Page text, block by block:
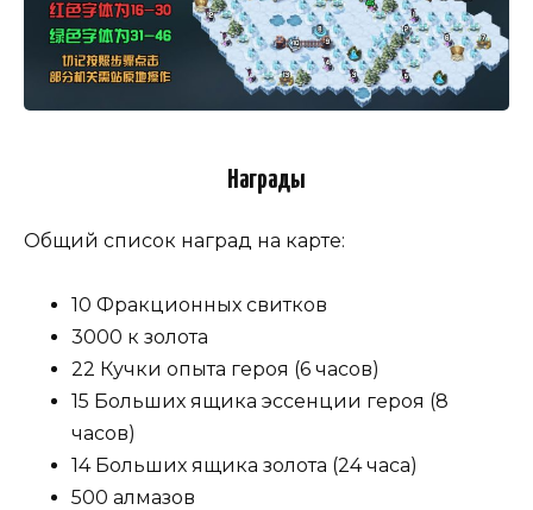
Награды
Общий список наград на карте:
10 Фракционных свитков
3000 к золота
22 Кучки опыта героя (6 часов)
15 Больших ящика эссенции героя (8
часов)
14 Больших ящика золота (24 часа)
500 алмазов